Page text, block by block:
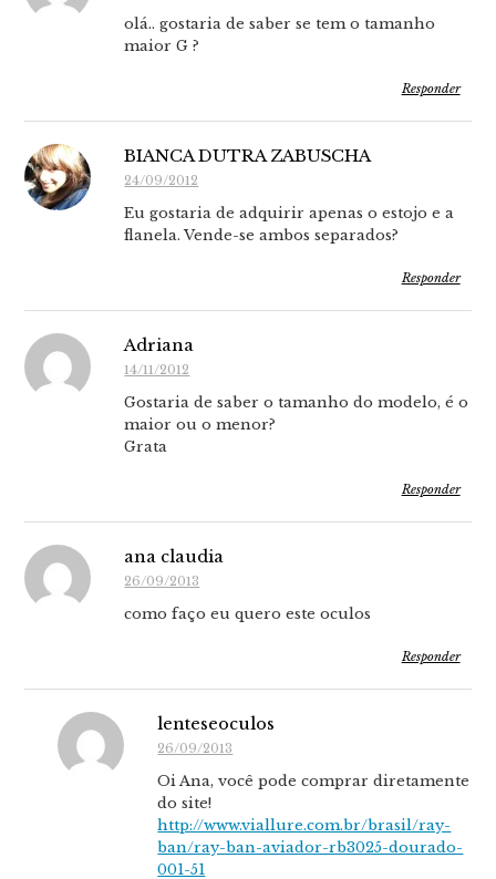
olá.. gostaria de saber se tem o tamanho
maior G ?
Responder
BIANCA DUTRA ZABUSCHA
24/09/2012
Eu gostaria de adquirir apenas o estojo e a
flanela. Vende-se ambos separados?
Responder
Adriana
14/11/2012
Gostaria de saber o tamanho do modelo, é o
maior ou o menor?
Grata
Responder
ana claudia
26/09/2013
como faço eu quero este oculos
Responder
lenteseoculos
26/09/2013
Oi Ana, você pode comprar diretamente
do site!
http://www.viallure.com.br/brasil/ray-
ban/ray-ban-aviador-rb3025-dourado-
001-51